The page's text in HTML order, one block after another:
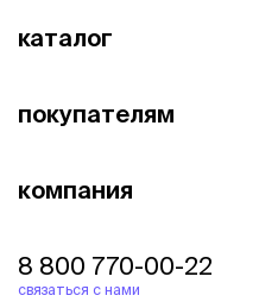
каталог
покупателям
компания
8 800 770-00-22
связаться с нами